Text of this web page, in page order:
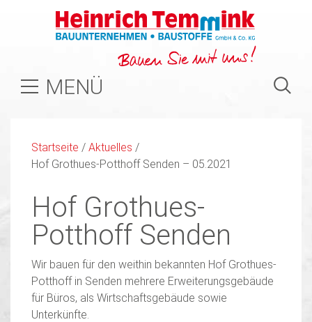
MENÜ
Startseite / Aktuelles /
Hof Grothues-Potthoff Senden – 05.2021
Hof Grothues-
Potthoff Senden
Wir bauen für den weithin bekannten Hof Grothues-
Potthoff in Senden mehrere Erweiterungsgebäude
für Büros, als Wirtschaftsgebäude sowie
Unterkünfte.